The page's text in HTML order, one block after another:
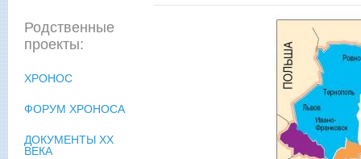
Родственные
проекты:
ХРОНОС
ФОРУМ ХРОНОСА
ДОКУМЕНТЫ XX
ВЕКА